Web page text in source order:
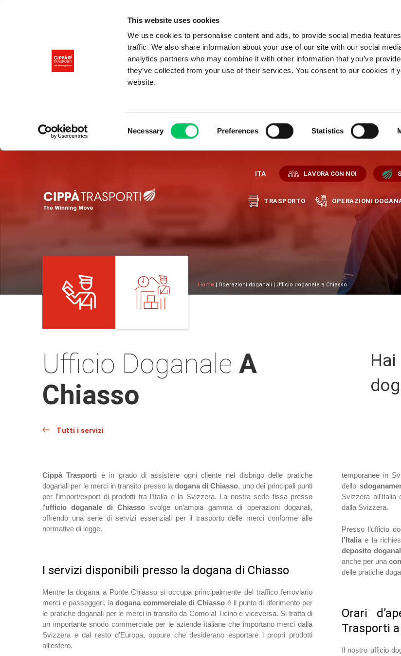
This website uses cookies
We use cookies to personalise content and ads, to provide social media
traffic. We also share information about your use of our site with our social
analytics partners who may combine it with other information that you’ve
they’ve collected from your use of their services. You consent to our cookies if
website.
Necessary Preferences Statistics
ITA LAVORA CON NOI
TRASPORTO OPERAZIONI
Home Operazioni doganali | Ufficio doganale a Chiasso
Ufficio Doganale A
Chiasso
Tutti i servizi
Cippà Trasporti è in grado di assistere ogni cliente nel disbrigo delle pratiche
doganali per le merci in transito presso la dogana di Chiasso, uno dei principali punti
per l’import/export di prodotti tra l’Italia e la Svizzera. La nostra sede fissa presso
l’ufficio doganale di Chiasso svolge un’ampia gamma di operazioni doganali,
offrendo una serie di servizi essenziali per il trasporto delle merci conforme alle
normative di legge.
I servizi disponibili presso la dogana di Chiasso
Mentre la dogana a Ponte Chiasso si occupa principalmente del traffico ferroviario
merci e passeggeri, la dogana commerciale di Chiasso è il punto di riferimento per
le pratiche doganali per le merci in transito da Como al Ticino e viceversa. Si tratta di
un importante snodo commerciale per le aziende italiane che importano merci dalla
Svizzera e dal resto d’Europa, oppure che desiderano esportare i propri prodotti
all’estero.
temporanee in
dello
Svizzera
dalla Svizzera.
Presso l’ufficio
l’Italia e la
deposito
anche per una
delle pratiche
Orari
Trasporti
Il nostro ufficio